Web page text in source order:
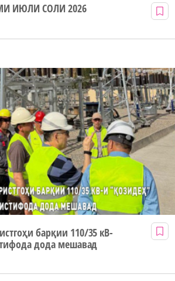
ИЮЛИ СОЛИ 2026
барқии 110/35 кВ-
дода мешавад